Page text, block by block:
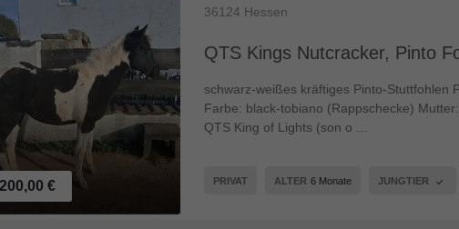
QTS Kings Nutcracker, Pinto
36124 Hessen
€
schwarz-weißes kräftiges Pinto-Stuttfohlen
Farbe: black-tobiano (Rappschecke)
QTS King of Lights (son o ...
PRIVAT ALTER 6 Monate JUNGTIER